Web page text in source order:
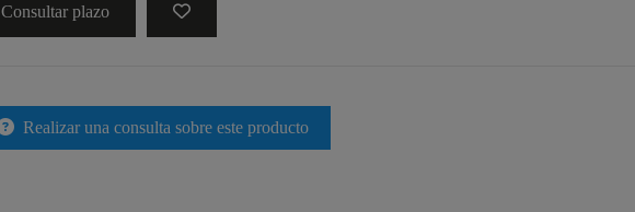
Consultar plazo
Realizar una consulta sobre este producto